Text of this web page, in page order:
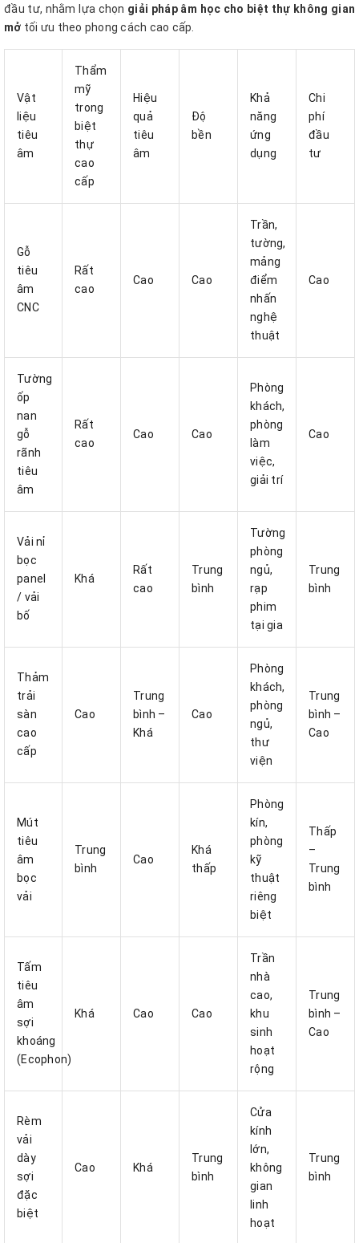
đầu tư, nhằm lựa chọn giải pháp âm học cho biệt thự không gian
mở tối ưu theo phong cách cao cấp.
Vật
liệu
tiêu
âm
Thẩm
mỹ
trong
biệt
thự
cao
cấp
Hiệu
quả
tiêu
âm
Độ
bền
Khả
năng
ứng
dụng
Chi
phí
đầu
tư
Gỗ
tiêu
âm
CNC
Rất
cao
Cao Cao
Trần,
tường,
mảng
điểm
nhấn
nghệ
thuật
Cao
Tường
ốp
nan
gỗ
rãnh
tiêu
âm
Rất
cao
Cao Cao
Phòng
khách,
phòng
làm
việc,
giải trí
Cao
Vải nỉ
bọc
panel
/ vải
bố
Khá
Rất
cao
Trung
bình
Tường
phòng
ngủ,
rạp
phim
tại gia
Trung
bình
Thảm
trải
sàn
cao
cấp
Cao
Trung
bình –
Khá
Cao
Phòng
khách,
phòng
ngủ,
thư
viện
Trung
bình –
Cao
Mút
tiêu
âm
bọc
vải
Trung
bình
Cao
Khá
thấp
Phòng
kín,
phòng
kỹ
thuật
riêng
biệt
Thấp
–
Trung
bình
Tấm
tiêu
âm
sợi
khoáng
(Ecophon)
Khá Cao Cao
Trần
nhà
cao,
khu
sinh
hoạt
rộng
Trung
bình –
Cao
Rèm
vải
dày
sợi
đặc
biệt
Cao Khá
Trung
bình
Cửa
kính
lớn,
không
gian
linh
hoạt
Trung
bình